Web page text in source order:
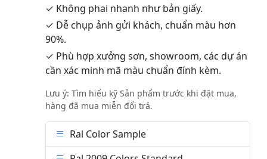
✓ Không phai nhanh như bản giấy.
✓ Dễ chụp ảnh gửi khách, chuẩn màu hơn
90%.
✓ Phù hợp xưởng sơn, showroom, các dự án
cần xác minh mã màu chuẩn đính kèm.
Lưu ý: Tìm hiểu kỹ Sản phẩm trước khi đặt mua,
hàng đã mua miễn đổi trả.
Ral Color Sample